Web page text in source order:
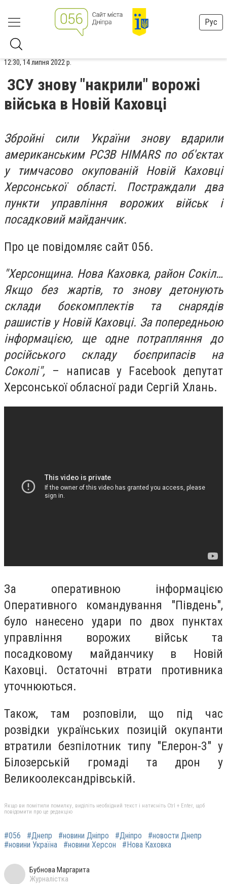
Рус
12:30, 14 липня 2022 р.
ЗСУ знову "накрили" ворожі
війська в Новій Каховці
Збройні сили України знову вдарили
американським РСЗВ HIMARS по об'єктах
у тимчасово окупованій Новій Каховці
Херсонської області. Постраждали два
пункти управління ворожих військ і
посадковий майданчик.
Про це повідомляє сайт 056.
"Херсонщина. Нова Каховка, район Сокіл…
Якщо ​​без жартів, то знову детонують
склади боєкомплектів та снарядів
рашистів у Новій Каховці. За попередньою
інформацією, ще одне потрапляння до
російського складу боєприпасів на
Соколі", – написав у Facebook депутат
Херсонської обласної ради Сергій Хлань.
За оперативною інформацією
Оперативного командування "Південь",
було нанесено удари по двох пунктах
управління ворожих військ та
посадковому майданчику в Новій
Каховці. Остаточні втрати противника
уточнюються.
Також, там розповіли, що під час
розвідки українських позицій окупанти
втратили безпілотник типу "Елерон-3" у
Білозерській громаді та дрон у
Великоолександрівській.
Якщо ви помітили помилку, виділіть необхідний текст і натисніть Ctrl + Enter, щоб
повідомити про це редакцію
#056 #Днепр #новини Дніпро #Дніпро
#новости Днепр
#новини Україна
#новини Херсон #Нова Каховка
Бубнова Маргарита
Журналістка